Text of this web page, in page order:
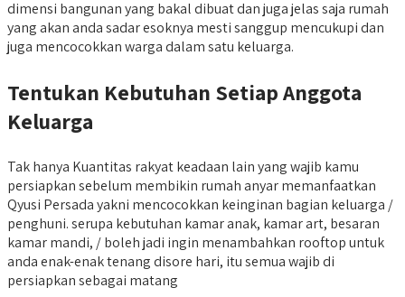
dimensi bangunan yang bakal dibuat dan juga jelas saja rumah
yang akan anda sadar esoknya mesti sanggup mencukupi dan
juga mencocokkan warga dalam satu keluarga.
Tentukan Kebutuhan Setiap Anggota
Keluarga
Tak hanya Kuantitas rakyat keadaan lain yang wajib kamu
persiapkan sebelum membikin rumah anyar memanfaatkan
Qyusi Persada yakni mencocokkan keinginan bagian keluarga /
penghuni. serupa kebutuhan kamar anak, kamar art, besaran
kamar mandi, / boleh jadi ingin menambahkan rooftop untuk
anda enak-enak tenang disore hari, itu semua wajib di
persiapkan sebagai matang